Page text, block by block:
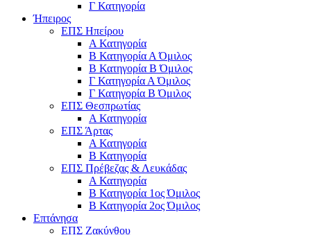
Γ Κατηγορία
Ήπειρος
ΕΠΣ Ηπείρου
Α Κατηγορία
Β Κατηγορία Α Όμιλος
Β Κατηγορία Β Όμιλος
Γ Κατηγορία Α Όμιλος
Γ Κατηγορία Β Όμιλος
ΕΠΣ Θεσπρωτίας
Α Κατηγορία
ΕΠΣ Άρτας
Α Κατηγορία
Β Κατηγορία
ΕΠΣ Πρέβεζας & Λευκάδας
Α Κατηγορία
Β Κατηγορία 1ος Όμιλος
Β Κατηγορία 2ος Όμιλος
Επτάνησα
ΕΠΣ Ζακύνθου